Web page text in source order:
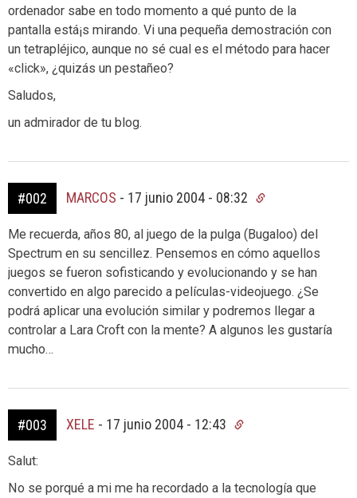
ordenador sabe en todo momento a qué punto de la
pantalla está¡s mirando. Vi una pequeña demostración con
un tetrapléjico, aunque no sé cual es el método para hacer
«click», ¿quizás un pestañeo?
Saludos,
un admirador de tu blog.
#002 MARCOS - 17 junio 2004 - 08:32
Me recuerda, años 80, al juego de la pulga (Bugaloo) del
Spectrum en su sencillez. Pensemos en cómo aquellos
juegos se fueron sofisticando y evolucionando y se han
convertido en algo parecido a películas-videojuego. ¿Se
podrá aplicar una evolución similar y podremos llegar a
controlar a Lara Croft con la mente? A algunos les gustaría
mucho…
#003 XELE - 17 junio 2004 - 12:43
Salut:
No se porqué a mi me ha recordado a la tecnología que